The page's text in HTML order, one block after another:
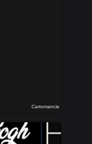
Cartomancie